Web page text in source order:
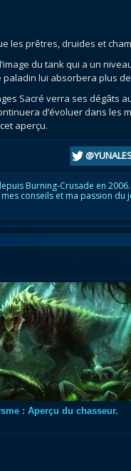
les prêtres, druides et
du tank qui a un
lui absorbera plus
Sacré verra ses dégâts
d’évoluer dans les
aperçu.
Burning-Crusade en
conseils et ma passion du
: Aperçu du chasseur.